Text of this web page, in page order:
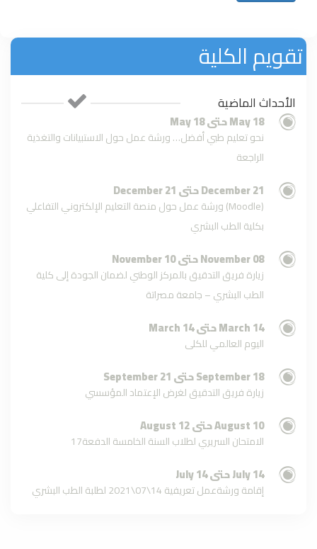
فعاليات اليوم الختامي لورش العمل
لطلبة السنة الرابعة – الدفعة 24
اليوم العلمي لقسم الطب الشرعي
والسموم بكلية الطب البشري-
جامعة مصراتة
نسرين أبولويفة قارئ العام في
مسابقة أقرأ- إثراء
البشري لتعزيز حضور جامعة مصراتة
في التصنيفات العالمية
المنظمة الوطنية لدعم التبرع
بالأعضاء تنظّم حملة
الامتحان الشفوي لمقرر الكيمياء
الحيوية لطلبة السنة الأولى – الدفعة
(27) – للعام الجامعي 2024/2025م.
الامتحان الشفوي لمقرر علم
جامعة مصراتة، لطلبة السنة الثانية –
الدفعة (26) – للعام الجامعي
2024/2025م.
تقويم الكلية
الأحداث الماضية
18 May حتى 18 May
نحو تعليم طبي أفضل… ورشة عمل حول الاستبيانات والتغذية
الراجعة
21 December حتى 21 December
ورشة عمل حول منصة التعليم الإلكتروني التفاعلي (Moodle)
بكلية الطب البشري
08 November حتى 10 November
زيارة فريق التدقيق بالمركز الوطني لضمان الجودة إلى كلية
الطب البشري – جامعة مصراتة
14 March حتى 14 March
اليوم العالمي للكلى
18 September حتى 21 September
زيارة فريق التدقيق لغرض الإعتماد المؤسسي
10 August حتى 12 August
الامتحان السريري لطلاب السنة الخامسة الدفعة17
14 July حتى 14 July
إقامة ورشةعمل تعريفية 14\07\2021 لطلبة الطب البشري